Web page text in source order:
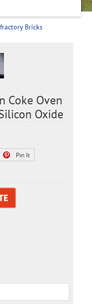
Bricks
Coke Oven
Oxide